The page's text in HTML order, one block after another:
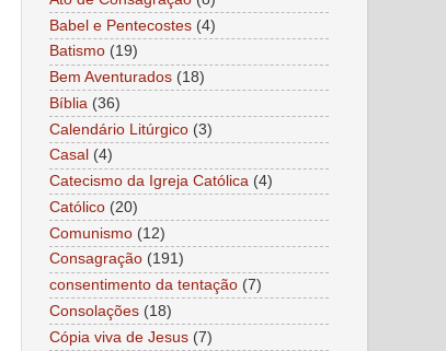
Babel e Pentecostes (4)
Batismo (19)
Bem Aventurados (18)
Bíblia (36)
Calendário Litúrgico (3)
Casal (4)
Catecismo da Igreja Católica (4)
Católico (20)
Comunismo (12)
Consagração (191)
consentimento da tentação (7)
Consolações (18)
Cópia viva de Jesus (7)